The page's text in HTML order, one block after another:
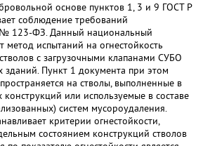
основе пунктов 1, 3 и 9 ГОСТ Р
соблюдение требований
123-ФЗ. Данный национальный
метод испытаний на огнестойкость
с загрузочными клапанами СУБО
Пункт 1 документа при этом
на стволы, выполненные в
конструкций или используемые в составе
систем мусороудаления.
критерии огнестойкости,
состоянием конструкций стволов